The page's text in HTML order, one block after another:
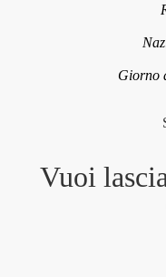
Giorno
Vuoi